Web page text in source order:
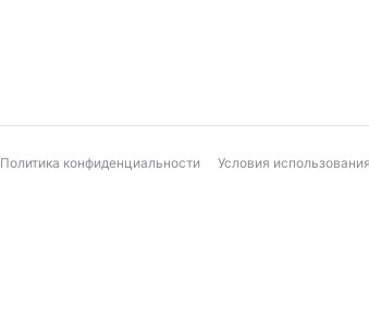
Политика конфиденциальности Условия